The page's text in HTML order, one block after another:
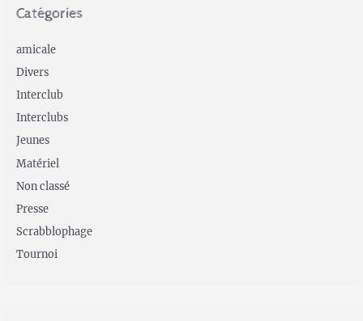
Catégories
amicale
Divers
Interclub
Interclubs
Jeunes
Matériel
Non classé
Presse
Scrabblophage
Tournoi